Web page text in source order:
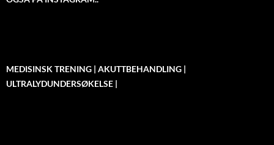
MEDISINSK TRENING | AKUTTBEHANDLING |
ULTRALYDUNDERSØKELSE |